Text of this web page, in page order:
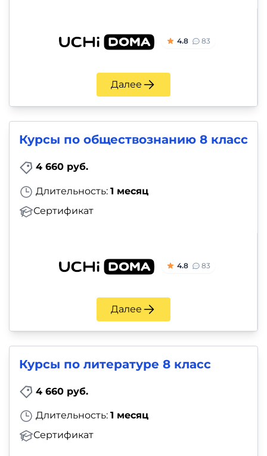
4.8 83
Далее
Курсы по обществознанию 8 класс
4 660 руб.
Длительность: 1 месяц
Сертификат
4.8 83
Далее
Курсы по литературе 8 класс
4 660 руб.
Длительность: 1 месяц
Сертификат